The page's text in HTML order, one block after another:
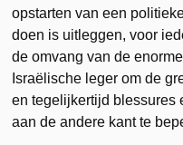
opstarten van een
doen is uitleggen, voor
de omvang van de
Israëlische leger om de
en tegelijkertijd blessures
aan de andere kant te